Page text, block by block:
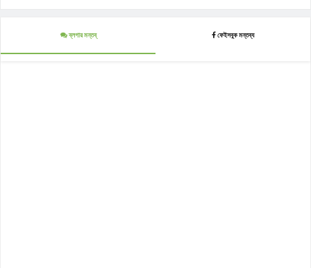
ব্লগার মন্তব্ ফেইসবুক মন্তব্য